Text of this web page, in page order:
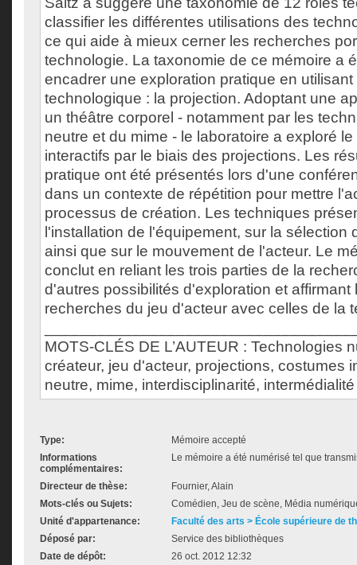
classifier les différentes utilisations des
ce qui aide à mieux cerner les recherches
technologie. La taxonomie de ce mémoire a
encadrer une exploration pratique en
technologique : la projection. Adoptant une
un théâtre corporel - notamment par les
neutre et du mime - le laboratoire a exploré
interactifs par le biais des projections. Les
pratique ont été présentés lors d'une
dans un contexte de répétition pour mettre
processus de création. Les techniques
l'installation de l'équipement, sur la sélection
ainsi que sur le mouvement de l'acteur. Le
conclut en reliant les trois parties de la
d'autres possibilités d'exploration et affirmant
recherches du jeu d'acteur avec celles de la
MOTS-CLÉS DE L’AUTEUR : Technologies
créateur, jeu d'acteur, projections, costumes
neutre, mime, interdisciplinarité, intermédialité
Type:
Mémoire accepté
Informations
complémentaires:
Le mémoire a été numérisé tel que
Directeur de thèse:
Fournier, Alain
Mots-clés ou Sujets:
Comédien, Jeu de scène, Média
Unité d'appartenance:
Faculté des arts > École supérieure de
Déposé par:
Service des bibliothèques
Date de dépôt:
26 oct. 2012 12:32